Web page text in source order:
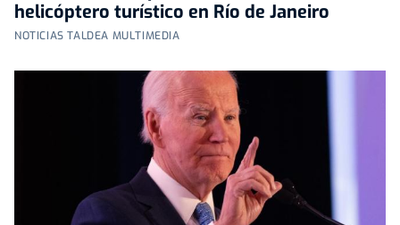
helicóptero turístico en Río de Janeiro
NOTICIAS TALDEA MULTIMEDIA